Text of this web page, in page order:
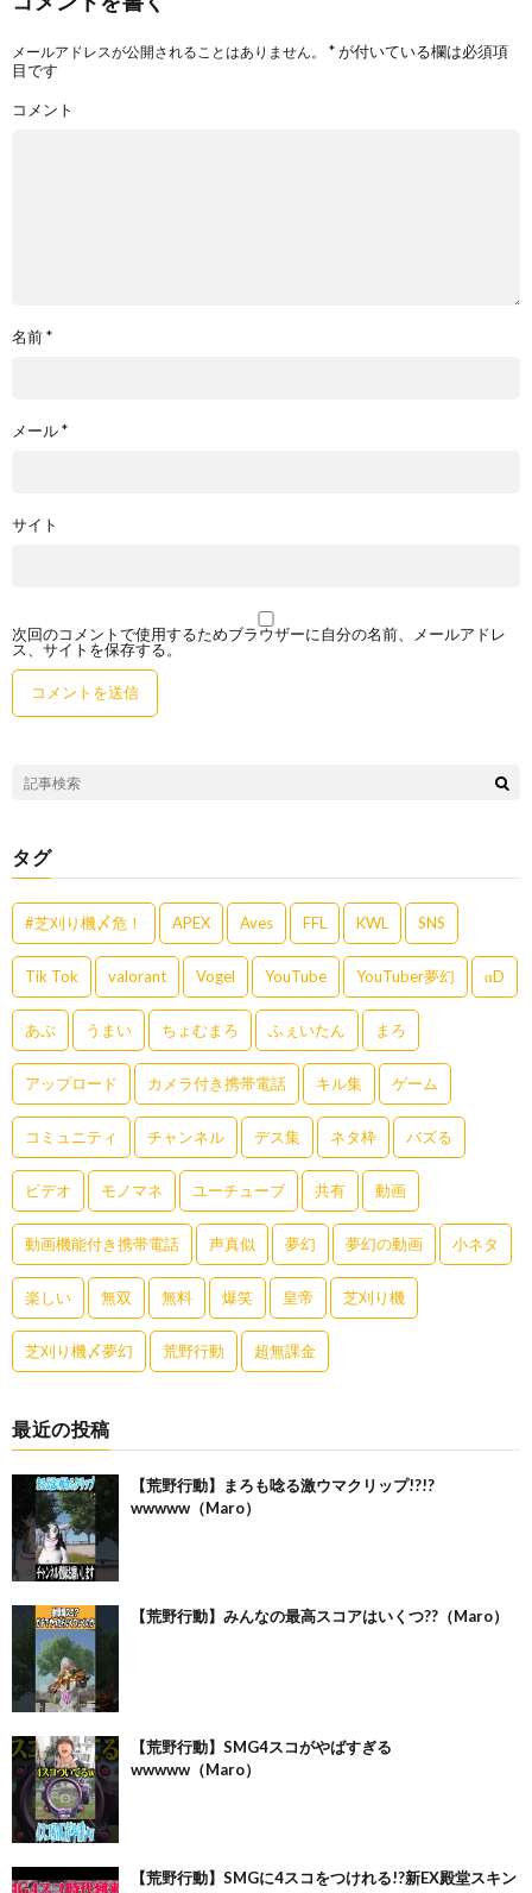
メールアドレスが公開されることはありません。 *が付いている欄は必須項
目です
コメント
名前*
メール*
サイト
次回のコメントで使用するためブラウザーに自分の名前、メールアドレ
ス、サイトを保存する。
タグ
#芝刈り機〆危！ APEX Aves FFL KWL SNS
Tik Tok valorant Vogel YouTube YouTuber夢幻 αD
あぶ うまい ちょむまろ ふぇいたん まろ
アップロード カメラ付き携帯電話 キル集 ゲーム
コミュニティ チャンネル デス集 ネタ枠 バズる
ビデオ モノマネ ユーチューブ 共有 動画
動画機能付き携帯電話 声真似 夢幻 夢幻の動画 小ネタ
楽しい 無双 無料 爆笑 皇帝 芝刈り機
芝刈り機〆夢幻 荒野行動 超無課金
最近の投稿
【荒野行動】まろも唸る激ウマクリップ!?!?
wwwww（Maro）
【荒野行動】みんなの最高スコアはいくつ??（Maro）
【荒野行動】SMG4スコがやばすぎる
wwwww（Maro）
【荒野行動】SMGに4スコをつけれる!?新EX殿堂スキン